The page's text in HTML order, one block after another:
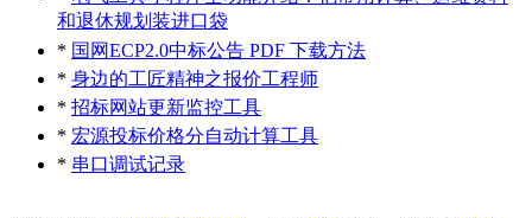
和退休规划装进口袋
* 国网ECP2.0中标公告 PDF 下载方法
* 身边的工匠精神之报价工程师
* 招标网站更新监控工具
* 宏源投标价格分自动计算工具
* 串口调试记录